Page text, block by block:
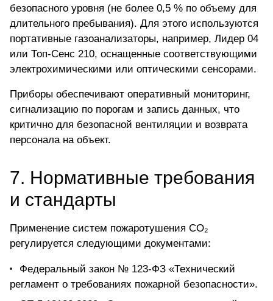
безопасного уровня (не более 0,5 % по объему для
длительного пребывания). Для этого используются
портативные газоанализаторы, например, Лидер 04
или Топ-Сенс 210, оснащенные соответствующими
электрохимическими или оптическими сенсорами.
Приборы обеспечивают оперативный мониторинг,
сигнализацию по порогам и запись данных, что
критично для безопасной вентиляции и возврата
персонала на объект.
7. Нормативные требования
и стандарты
Применение систем пожаротушения CO₂
регулируется следующими документами:
Федеральный закон № 123-ФЗ «Технический
регламент о требованиях пожарной безопасности».